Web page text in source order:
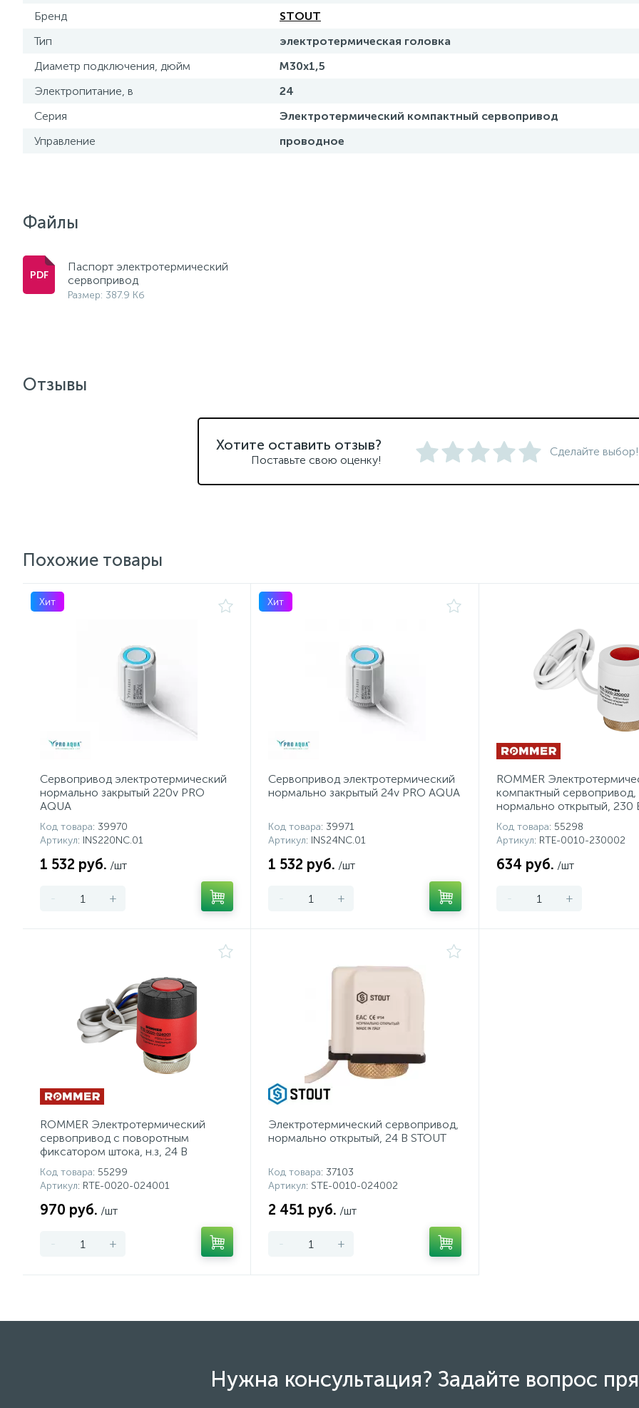
Бренд
STOUT
Тип
электротермическая головка
Диаметр подключения, дюйм
М30х1,5
Электропитание, в
24
Серия
Электротермический компактный сервопривод
Управление
проводное
Файлы
Паспорт электротермический
сервопривод
Размер: 387.9 Кб
Отзывы
Хотите оставить отзыв?
Поставьте свою оценку!
Сделайте выбор!
Похожие товары
Хит
Сервопривод электротермический
нормально закрытый 220v PRO
AQUA
Код товара: 39970
Артикул: INS220NC.01
1 532 руб. /шт
- +
Хит
Сервопривод электротермический
нормально закрытый 24v PRO AQUA
Код товара: 39971
Артикул: INS24NC.01
1 532 руб. /шт
- +
ROMMER
компактный сервопривод,
нормально открытый, 230
Код товара: 55298
Артикул: RTE-0010-230002
634 руб. /шт
- +
ROMMER Электротермический
сервопривод с поворотным
фиксатором штока, н.з, 24 В
Код товара: 55299
Артикул: RTE-0020-024001
970 руб. /шт
- +
Электротермический сервопривод,
нормально открытый, 24 В STOUT
Код товара: 37103
Артикул: STE-0010-024002
2 451 руб. /шт
- +
Нужна консультация? Задайте вопрос